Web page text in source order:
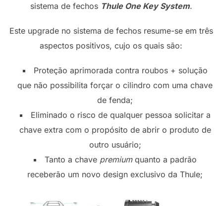
sistema de fechos Thule One Key System.
Este upgrade no sistema de fechos resume-se em três
aspectos positivos, cujo os quais são:
Proteção aprimorada contra roubos + solução
que não possibilita forçar o cilindro com uma chave
de fenda;
Eliminado o risco de qualquer pessoa solicitar a
chave extra com o propósito de abrir o produto de
outro usuário;
Tanto a chave premiumquanto a padrão
receberão um novo design exclusivo da Thule;